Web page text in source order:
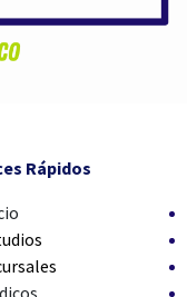
Rápidos